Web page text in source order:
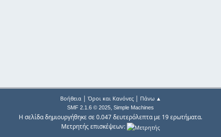
Βοήθεια| Όροι και Κανόνες| Πάνω ▲
SMF 2.1.6 © 2025, Simple Machines
Η σελίδα δημιουργήθηκε σε 0.047 δευτερόλεπτα με 19 ερωτήματα.
Μετρητής επισκέψεων: